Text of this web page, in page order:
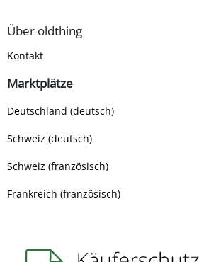
Über oldthing
Kontakt
Marktplätze
Deutschland (deutsch)
Schweiz (deutsch)
Schweiz (französisch)
Frankreich (französisch)